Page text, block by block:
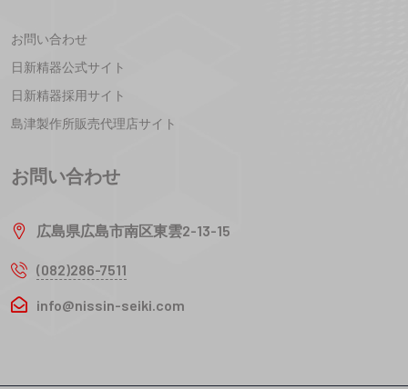
お問い合わせ
日新精器公式サイト
日新精器採用サイト
島津製作所販売代理店サイト
お問い合わせ
広島県広島市南区東雲2-13-15
(082)286-7511
info@nissin-seiki.com